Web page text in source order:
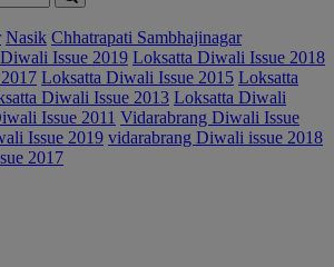
Nasik Chhatrapati Sambhajinagar
Issue 2019 Loksatta Diwali Issue 2018
Loksatta Diwali Issue 2015 Loksatta
Diwali Issue 2013 Loksatta Diwali
Issue 2011 Vidarabrang Diwali Issue
Issue 2019 vidarabrang Diwali issue 2018
2017